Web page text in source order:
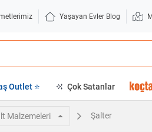
Yaşayan Evler Blog
Outlet ⭐ Çok Satanlar
Malzemeleri Şalter